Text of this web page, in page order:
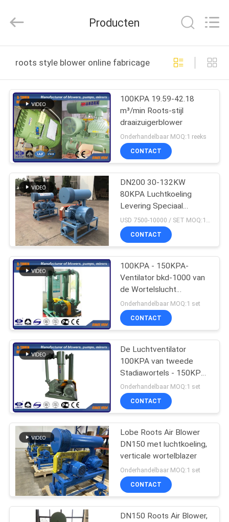
PRODUCTEN
VIDEOS
ONGEVEER
ONS
FABRIEKSREIS
KWALITEITSCONTROLE
CONTACTEER
VERZOEK
OM EEN
CITAAT
COMPANY
NEWS
SITEMAP
PRIVACY
POLICY
Machine
(Jiangsu)
All
Producten
roots style blower online fabricage
100KPA 19.59-42.18
m³/min Roots-stijl
draaizuigerblower
Onderhandelbaar MOQ:1 reeks
CONTACT
DN200 30-132KW
80KPA Luchtkoeling
Levering Speciaal
Voedsel Rotary Roots
Style Blower
CONTACT
100KPA - 150KPA-
Ventilator bkd-1000 van
de Wortelslucht
wortelsventilator in twee
stadia
Onderhandelbaar MOQ:1 set
CONTACT
De Luchtventilator
100KPA van tweede
Stadiawortels - 150KPA
voor hoge druklucht
vervoeren
Onderhandelbaar MOQ:1 set
CONTACT
Lobe Roots Air Blower
DN150 met luchtkoeling,
verticale wortelblazer
Onderhandelbaar MOQ:1 set
CONTACT
DN150 Roots Air Blower,